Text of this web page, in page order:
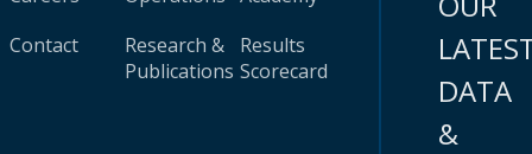
Contact
Research &
Publications
Results
Scorecard
DATA
&